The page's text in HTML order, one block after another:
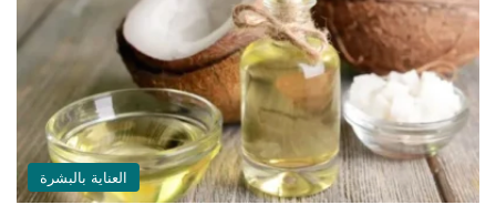
العناية بالبشرة